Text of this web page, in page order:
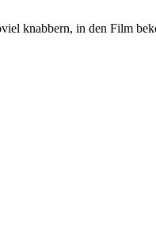
knabbern, in den Film